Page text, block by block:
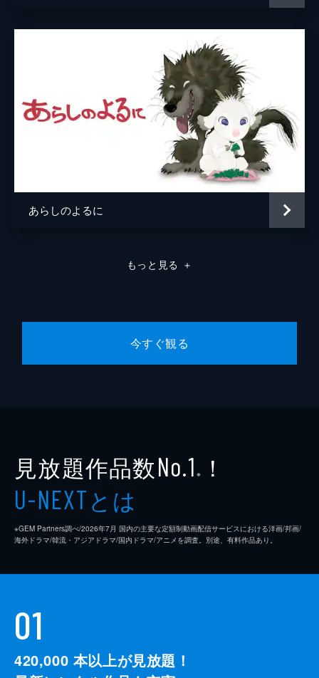
あらしのよるに
もっと見る ＋
今すぐ観る
見放題作品数No.1 ※ ！
U-NEXTとは
※GEM Partners調べ/2026年7⽉ 国内の主要な定額制動画配信サービスにおける洋画/邦画/
海外ドラマ/韓流・アジアドラマ/国内ドラマ/アニメを調査。別途、有料作品あり。
01
420,000 本以上が見放題！